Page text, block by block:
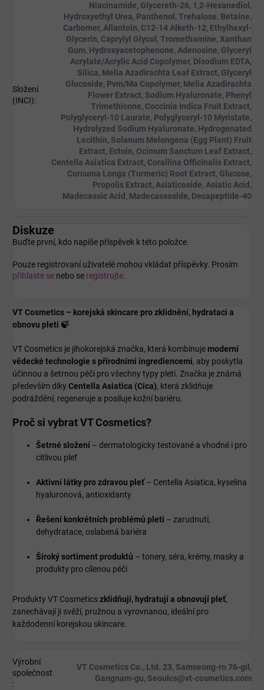
Složení
(INCI):
Niacinamide, Glycereth-26, 1,2-Hexanediol,
Hydroxyethyl Urea, Panthenol, Trehalose, Betaine,
Carbomer, Allantoin, C12-14 Alketh-12, Ethylhexyl-
Glycerin, Caprylyl Glycol, Tromethamine, Xanthan
Gum, Hydroxyacetophenone, Adenosine, Glyceryl
Acrylate/Acrylic Acid Copolymer, Disodium EDTA,
Silica, Melia Azadirachta Leaf Extract, Glyceryl
Glucoside, Pvm/Ma Copolymer, Melia Azadirachta
Flower Extract, Sodium Hyaluronate, Phenyl
Trimethicone, Coccinia Indica Fruit Extract,
Polyglyceryl-10 Laurate, Polyglyceryl-10 Myristate,
Hydrolyzed Sodium Hyaluronate, Hydrogenated
Lecithin, Solanum Melongena (Egg Plant) Fruit
Extract, Ectoin, Ocimum Sanctum Leaf Extract,
Centella Asiatica Extract, Corallina Officinalis Extract,
Curcuma Longa (Turmeric) Root Extract, Glucose,
Propolis Extract, Asiaticoside, Asiatic Acid,
Madecassic Acid, Madecassoside, Decapeptide-40
Diskuze
Buďte první, kdo napíše příspěvek k této položce.
Pouze registrovaní uživatelé mohou vkládat příspěvky. Prosím
přihlaste se nebo se registrujte.
VT Cosmetics – korejská skincare pro zklidnění, hydrataci a
obnovu pleti 🍃
VT Cosmetics je jihokorejská značka, která kombinuje moderní
vědecké technologie s přírodními ingrediencemi, aby poskytla
účinnou a šetrnou péči pro všechny typy pleti. Značka je známá
především díkyCentella Asiatica (Cica), která zklidňuje
podráždění, regeneruje a posiluje kožní bariéru.
Proč si vybrat VT Cosmetics?
Šetrné složení – dermatologicky testované a vhodné i pro
citlivou pleť
Aktivní látky pro zdravou pleť– Centella Asiatica, kyselina
hyaluronová, antioxidanty
Řešení konkrétních problémů pleti – zarudnutí,
dehydratace, oslabená bariéra
Široký sortiment produktů – tonery, séra, krémy, masky a
produkty pro cílenou péči
Produkty VT Cosmeticszklidňují, hydratují a obnovují pleť,
zanechávají ji svěží, pružnou a vyrovnanou, ideální pro
každodenní korejskou skincare.
Výrobní
společnost
:
VT Cosmetics Co., Ltd. 23, Samseong-ro 76-gil,
Gangnam-gu, Seoulcs@vt-cosmetics.com